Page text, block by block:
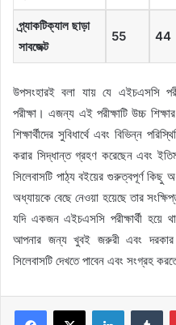
প্র্যাকটিক্যাল ছাড়া
সাবজেক্ট
55 44
উপসংহারই বলা যায় যে এইচএসসি
পরীক্ষা। এজন্য এই পরীক্ষাটি উচ্চ
শিক্ষার্থীদের সুবিধার্থে এবং বিভিন্ন
করার সিদ্ধান্ত গ্রহণ করেছেন এবং
সিলেবাসটি পাঠ্য বইয়ের গুরুত্বপূর্ণ
অধ্যায়কে বেছে নেওয়া হয়েছে তার
যদি একজন এইচএসসি পরীক্ষার্থী হয়ে
আপনার জন্য খুবই জরুরী এবং দরকার।
সিলেবাসটি দেখতে পাবেন এবং সংগ্রহ
LinkedIn